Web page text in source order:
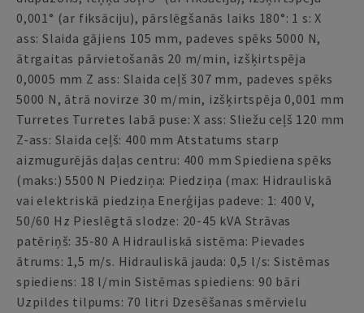
0,001° (ar fiksāciju), pārslēgšanās laiks 180°: 1 s: X
ass: Slaida gājiens 105 mm, padeves spēks 5000 N,
ātrgaitas pārvietošanās 20 m/min, izšķirtspēja
0,0005 mm Z ass: Slaida ceļš 307 mm, padeves spēks
5000 N, ātrā novirze 30 m/min, izšķirtspēja 0,001 mm
Turretes Turretes labā puse: X ass: Sliežu ceļš 120 mm
Z-ass: Slaida ceļš: 400 mm Atstatums starp
aizmugurējās daļas centru: 400 mm Spiediena spēks
(maks:) 5500 N Piedziņa: Piedziņa (max: Hidrauliskā
vai elektriskā piedziņa Enerģijas padeve: 1: 400 V,
50/60 Hz Pieslēgtā slodze: 20-45 kVA Strāvas
patēriņš: 35-80 A Hidrauliskā sistēma: Pievades
ātrums: 1,5 m/s. Hidrauliskā jauda: 0,5 l/s: Sistēmas
spiediens: 18 l/min Sistēmas spiediens: 90 bāri
Uzpildes tilpums: 70 litri Dzesēšanas smērvielu